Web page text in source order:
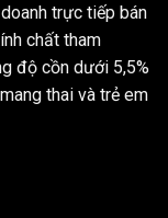
trực tiếp bán
chất tham
độ cồn dưới 5,5%
thai và trẻ em